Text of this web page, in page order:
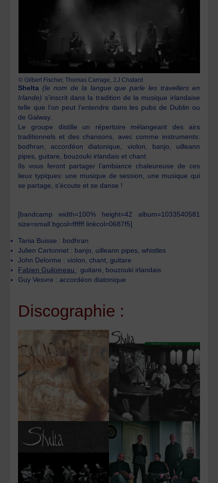
© Gilbert Fischer, Thomas Carrage, J.J Chatard
Shelta (le nom de la langue que parle les travellers en
Irlande) s’inscrit dans la tradition de la musique irlandaise
telle que l’on peut l’entendre dans les pubs de Dublin ou
de Galway.
Le groupe distille un répertoire mélangeant des airs
traditionnels et des chansons, avec comme instruments:
bodhran, accordéon diatonique, violon, banjo, uilleann
pipes, guitare, bouzouki irlandais et chant.
Ils vous feront partager l’ambiance chaleureuse de ces
lieux typiques: une musique de session, une musique qui
se partage, s’écoute et se danse !
[bandcamp width=100% height=42 album=1033540581
size=small bgcol=ffffff linkcol=0687f5]
Tania Buisse : bodhran
Julien Cartonnet : banjo, uilleann pipes, whistles
John Delorme : violon, chant, guitare
Fabien Guiloineau : guitare, bouzouki irlandais
Guy Vesvre : accordéon diatonique
Discographie :